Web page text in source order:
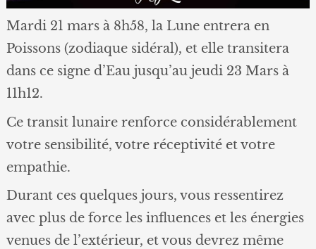
Mardi 21 mars à 8h58, la Lune entrera en
Poissons (zodiaque sidéral), et elle transitera
dans ce signe d’Eau jusqu’au jeudi 23 Mars à
11h12.
Ce transit lunaire renforce considérablement
votre sensibilité, votre réceptivité et votre
empathie.
Durant ces quelques jours, vous ressentirez
avec plus de force les influences et les énergies
venues de l’extérieur, et vous devrez même